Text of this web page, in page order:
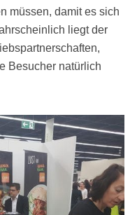
müssen, damit es sich
liegt der
Besucher natürlich